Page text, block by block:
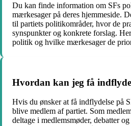
Du kan finde information om SFs
mærkesager på deres hjemmeside.
til partiets politikområder, hvor de
synspunkter og konkrete forslag.
politik og hvilke mærkesager de
Hvordan kan jeg få
Hvis du ønsker at få indflydelse på
blive medlem af partiet. Som
deltage i medlemsmøder, debatter